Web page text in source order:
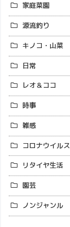
家庭菜園
源流釣り
キノコ・山菜
日常
レオ＆ココ
時事
雑感
コロナウイルス
リタイヤ生活
園芸
ノンジャンル